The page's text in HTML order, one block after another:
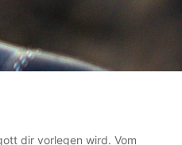
dir vorlegen wird. Vom